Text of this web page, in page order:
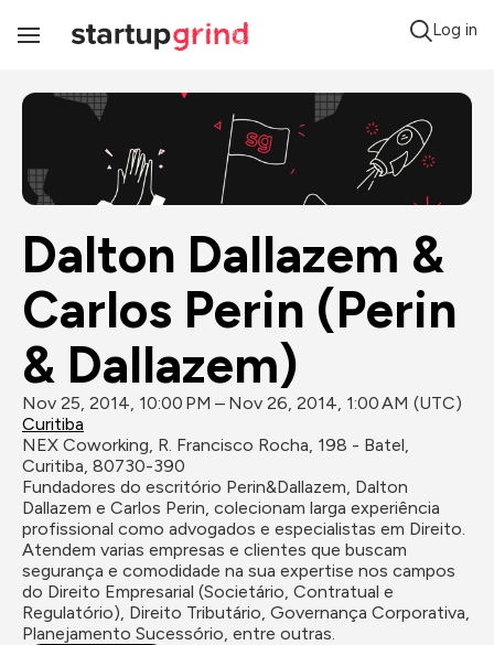
Toggle
Log in
Dalton Dallazem &
Carlos Perin (Perin
& Dallazem)
Nov 25, 2014, 10:00 PM – Nov 26, 2014, 1:00 AM (UTC)
Curitiba
NEX Coworking, R. Francisco Rocha, 198 - Batel,
Curitiba, 80730-390
Fundadores do escritório Perin&Dallazem, Dalton
Dallazem e Carlos Perin, colecionam larga experiência
profissional como advogados e especialistas em Direito.
Atendem varias empresas e clientes que buscam
segurança e comodidade na sua expertise nos campos
do Direito Empresarial (Societário, Contratual e
Regulatório), Direito Tributário, Governança Corporativa,
Planejamento Sucessório, entre outras.